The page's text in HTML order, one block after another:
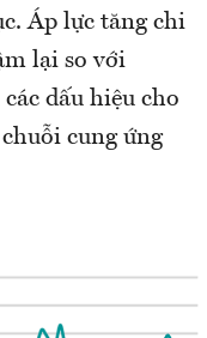
Áp lực tăng chi
lại so với
dấu hiệu cho
cung ứng